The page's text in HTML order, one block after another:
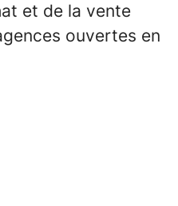
et de la vente
ouvertes en